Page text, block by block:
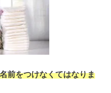
前をつけなくてはなりま